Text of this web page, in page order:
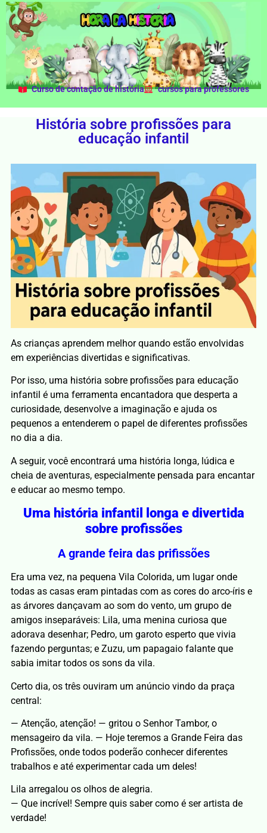
Curso de contação de história cursos para professores
História sobre profissões para
educação infantil
As crianças aprendem melhor quando estão envolvidas
em experiências divertidas e significativas.
Por isso, uma história sobre profissões para educação
infantil é uma ferramenta encantadora que desperta a
curiosidade, desenvolve a imaginação e ajuda os
pequenos a entenderem o papel de diferentes profissões
no dia a dia.
A seguir, você encontrará uma história longa, lúdica e
cheia de aventuras, especialmente pensada para encantar
e educar ao mesmo tempo.
Uma história infantil longa e divertida
sobre profissões
A grande feira das prifissões
Era uma vez, na pequena Vila Colorida, um lugar onde
todas as casas eram pintadas com as cores do arco-íris e
as árvores dançavam ao som do vento, um grupo de
amigos inseparáveis: Lila, uma menina curiosa que
adorava desenhar; Pedro, um garoto esperto que vivia
fazendo perguntas; e Zuzu, um papagaio falante que
sabia imitar todos os sons da vila.
Certo dia, os três ouviram um anúncio vindo da praça
central:
— Atenção, atenção! — gritou o Senhor Tambor, o
mensageiro da vila. — Hoje teremos a Grande Feira das
Profissões, onde todos poderão conhecer diferentes
trabalhos e até experimentar cada um deles!
Lila arregalou os olhos de alegria.
— Que incrível! Sempre quis saber como é ser artista de
verdade!